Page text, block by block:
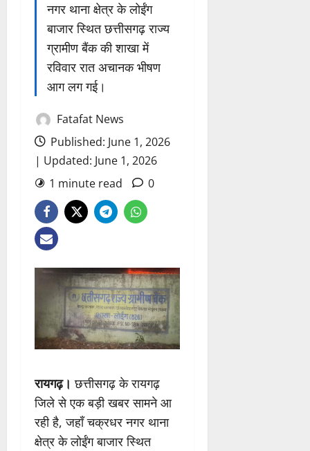
नगर थाना क्षेत्र के लोईंग
बाजार स्थित छत्तीसगढ़ राज्य
ग्रामीण बैंक की शाखा में
रविवार रात अचानक भीषण
आग लग गई।
Fatafat News
Published: June 1, 2026
| Updated: June 1, 2026
1 minute read
0
रायगढ़। छत्तीसगढ़ के रायगढ़
जिले से एक बड़ी खबर सामने आ
रही है, जहाँ चक्रधर नगर थाना
क्षेत्र के लोईंग बाजार स्थित